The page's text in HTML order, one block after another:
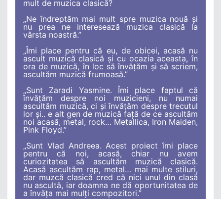
mult de muzica clasică?
„Ne îndreptăm mai mult spre muzica nouă şi
nu prea ne interesează muzica clasică la
vârsta noastră.”
„Îmi place pentru că eu, de obicei, acasă nu
ascult muzică clasică şi cu ocazia aceasta, în
ora de muzică, în loc să învăţăm şi să scriem,
ascultăm muzică frumoasă.”
„Sunt Zaradi Yasmine. Îmi place faptul că
învăţăm despre noi muzicieni, nu numai
ascultăm muzică, ci şi învăţăm despre trecutul
lor şi.. e alt gen de muzică faţă de ce ascultăm
noi acasă, metal, rock… Metallica, Iron Maiden,
Pink Floyd.”
„Sunt Vlad Andreea. Acest proiect îmi place
pentru că noi, acasă, chiar nu avem
curiozitatea să ascultăm muzică clasică.
Acasă ascultăm rap, metal… mai multe stiluri,
dar muzcă clasică cred că nici unul din clasă
nu ascultă, iar doamna ne dă oportunitatea de
a învăţa mai mulţi compozitori.”